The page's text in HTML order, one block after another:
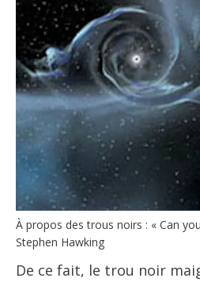
À propos des trous noirs : « Can
Stephen Hawking
De ce fait, le trou noir